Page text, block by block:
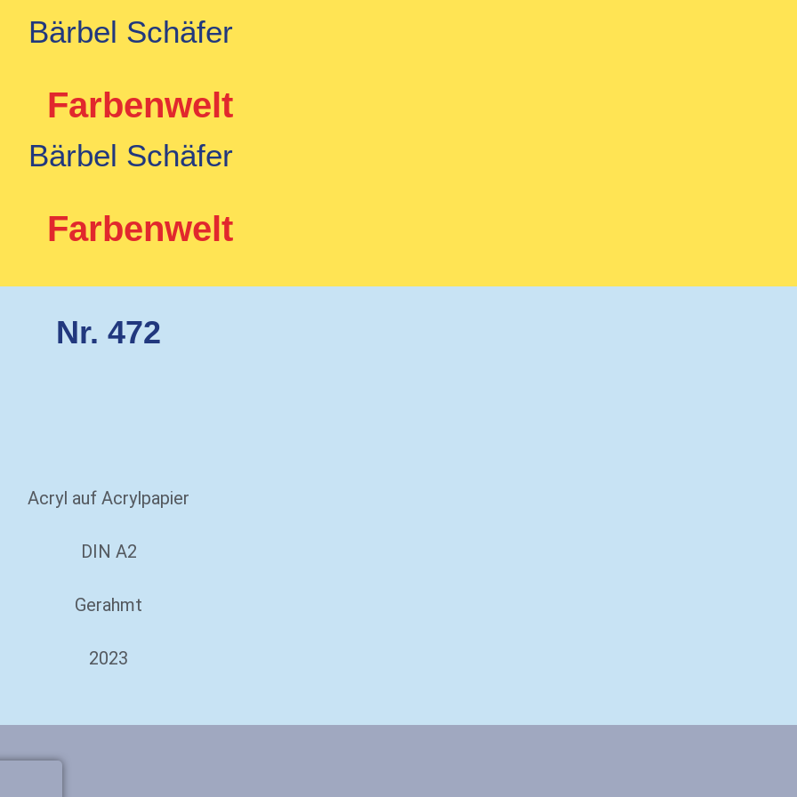
Bärbel Schäfer
Farbenwelt
Bärbel Schäfer
Farbenwelt
Nr. 472
Acryl auf Acrylpapier
DIN A2
Gerahmt
2023